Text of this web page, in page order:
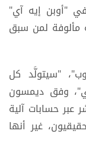
"أوبن إيه آي"
مألوفة لمن سبق
"سيتولَّد كل
وفق ديمسون
حسابات آلية
غير أنها